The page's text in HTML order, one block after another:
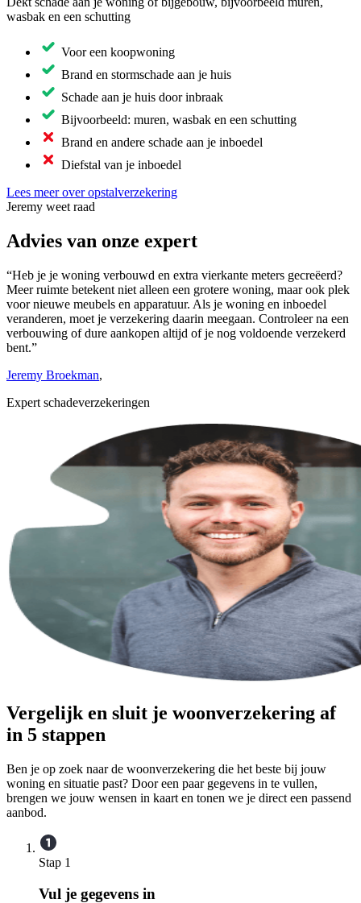
wasbak en een schutting
Voor een koopwoning
Brand en stormschade aan je huis
Schade aan je huis door inbraak
Bijvoorbeeld: muren, wasbak en een schutting
Brand en andere schade aan je inboedel
Diefstal van je inboedel
Lees meer over opstalverzekering
Jeremy weet raad
Advies van onze expert
“Heb je je woning verbouwd en extra vierkante meters gecreëerd?
Meer ruimte betekent niet alleen een grotere woning, maar ook plek
voor nieuwe meubels en apparatuur. Als je woning en inboedel
veranderen, moet je verzekering daarin meegaan. Controleer na een
verbouwing of dure aankopen altijd of je nog voldoende verzekerd
bent.”
Jeremy Broekman,
Expert schadeverzekeringen
Vergelijk en sluit je woonverzekering af
in 5 stappen
Ben je op zoek naar de woonverzekering die het beste bij jouw
woning en situatie past? Door een paar gegevens in te vullen,
brengen we jouw wensen in kaart en tonen we je direct een passend
aanbod.
Stap 1
Vul je gegevens in